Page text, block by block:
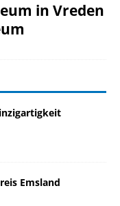
in Vreden
Emsland